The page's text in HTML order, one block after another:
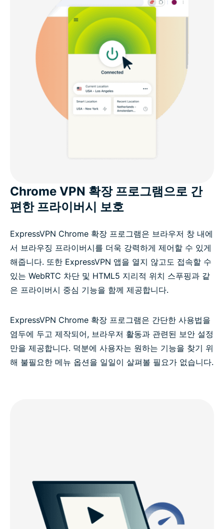
Chrome VPN 확장 프로그램으로 간
편한 프라이버시 보호
ExpressVPN Chrome 확장 프로그램은 브라우저 창 내에
서 브라우징 프라이버시를 더욱 강력하게 제어할 수 있게
해줍니다. 또한 ExpressVPN 앱을 열지 않고도 접속할 수
있는 WebRTC 차단 및 HTML5 지리적 위치 스푸핑과 같
은 프라이버시 중심 기능을 함께 제공합니다.
ExpressVPN Chrome 확장 프로그램은 간단한 사용법을
염두에 두고 제작되어, 브라우저 활동과 관련된 보안 설정
만을 제공합니다. 덕분에 사용자는 원하는 기능을 찾기 위
해 불필요한 메뉴 옵션을 일일이 살펴볼 필요가 없습니다.